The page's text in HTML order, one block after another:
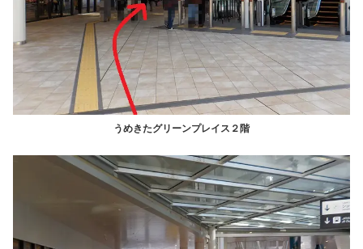
うめきたグリーンプレイス２階